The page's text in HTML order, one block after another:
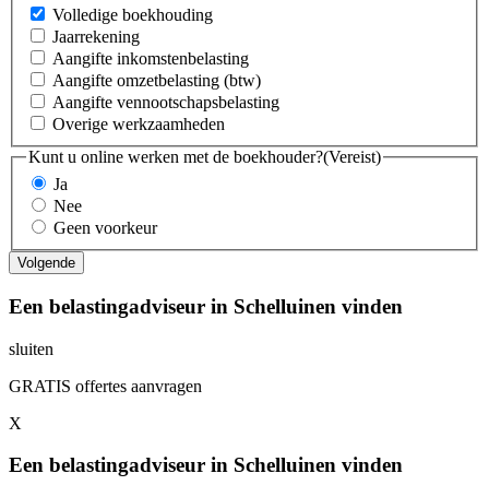
Volledige boekhouding
Jaarrekening
Aangifte inkomstenbelasting
Aangifte omzetbelasting (btw)
Aangifte vennootschapsbelasting
Overige werkzaamheden
Kunt u online werken met de boekhouder?(Vereist)
Ja
Nee
Geen voorkeur
Een belastingadviseur in Schelluinen vinden
sluiten
GRATIS offertes aanvragen
X
Een belastingadviseur in Schelluinen vinden